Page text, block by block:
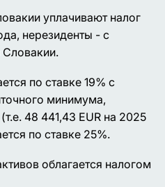
уплачивают налог
нерезиденты - с
Словакии.
по ставке 19% с
минимума,
48 441,43 EUR на 2025
по ставке 25%.
облагается налогом